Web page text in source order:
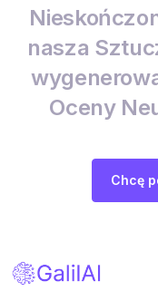
nasza
Oceny
Chcę